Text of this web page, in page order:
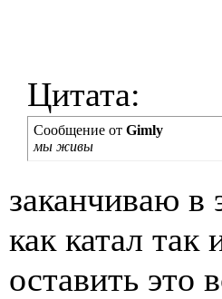
Цитата:
Сообщение от Gimly
мы живы
заканчиваю в
как катал
оставить это